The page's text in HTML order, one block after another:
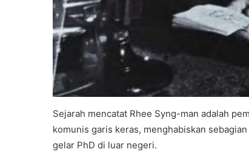
Sejarah mencatat Rhee Syng-man adalah
komunis garis keras, menghabiskan
gelar PhD di luar negeri.